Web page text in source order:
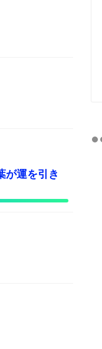
が運を引き